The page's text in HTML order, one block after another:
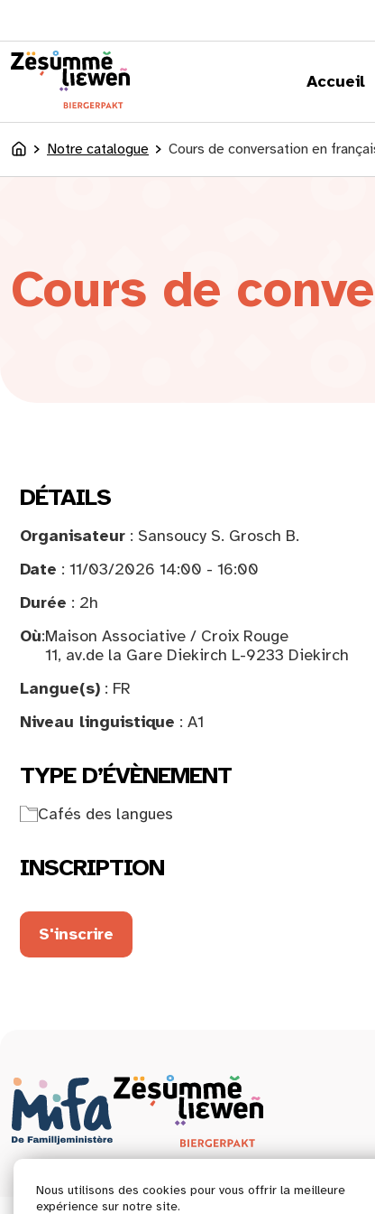
Accueil
AccueilNotre catalogue Cours de conversation en
Cours de
DÉTAILS
Organisateur : Sansoucy S. Grosch B.
Date : 11/03/2026 14:00 - 16:00
Durée : 2h
Où:Maison Associative / Croix Rouge
11, av.de la Gare Diekirch L-9233 Diekirch
Langue(s) : FR
Niveau linguistique : A1
TYPE D’ÉVÈNEMENT
Cafés des langues
INSCRIPTION
S'inscrire
Nous utilisons des cookies pour vous offrir la meilleure
expérience sur notre site.